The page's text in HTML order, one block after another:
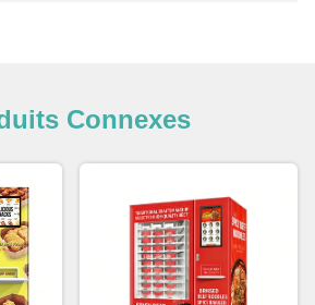
Connexes